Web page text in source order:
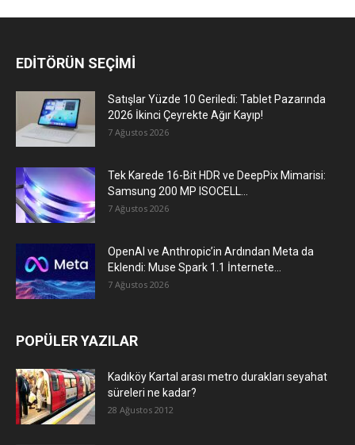
EDİTÖRÜN SEÇİMİ
Satışlar Yüzde 10 Geriledi: Tablet Pazarında
2026 İkinci Çeyrekte Ağır Kayıp!
7 Ağustos 2026
Tek Karede 16-Bit HDR ve DeepPix Mimarisi:
Samsung 200 MP ISOCELL...
7 Ağustos 2026
OpenAI ve Anthropic’in Ardından Meta da
Eklendi: Muse Spark 1.1 İnternete...
7 Ağustos 2026
POPÜLER YAZILAR
Kadıköy Kartal arası metro durakları seyahat
süreleri ne kadar?
28 Ağustos 2012